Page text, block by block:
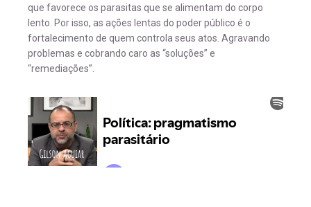
que favorece os parasitas que se alimentam do corpo
lento. Por isso, as ações lentas do poder público é o
fortalecimento de quem controla seus atos. Agravando
problemas e cobrando caro as “soluções” e
“remediações”.